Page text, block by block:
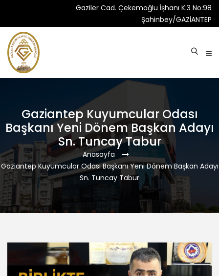
Gaziler Cad. Çekemoğlu İşhanı K:3 No:98
Şahinbey/GAZİANTEP
Gaziantep Kuyumcular Odası
Başkanı Yeni Dönem Başkan Adayı
Sn. Tuncay Tabur
Anasayfa
Gaziantep Kuyumcular Odası Başkanı Yeni Dönem Başkan Adayı
Sn. Tuncay Tabur